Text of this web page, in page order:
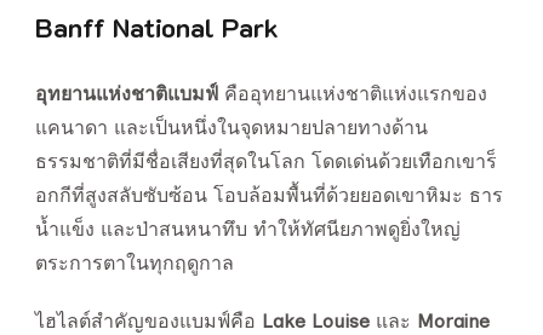
Banff National Park
อุทยานแห่งชาติแบมฟ์ คืออุทยานแห่งชาติแห่งแรกของ
แคนาดา และเป็นหนึ่งในจุดหมายปลายทางด้าน
ธรรมชาติที่มีชื่อเสียงที่สุดในโลก โดดเด่นด้วยเทือกเขาร็
อกกีที่สูงสลับซับซ้อน โอบล้อมพื้นที่ด้วยยอดเขาหิมะ ธาร
น้ำแข็ง และป่าสนหนาทึบ ทำให้ทัศนียภาพดูยิ่งใหญ่
ตระการตาในทุกฤดูกาล
ไฮไลต์สำคัญของแบมฟ์คือ Lake Louise และ Moraine